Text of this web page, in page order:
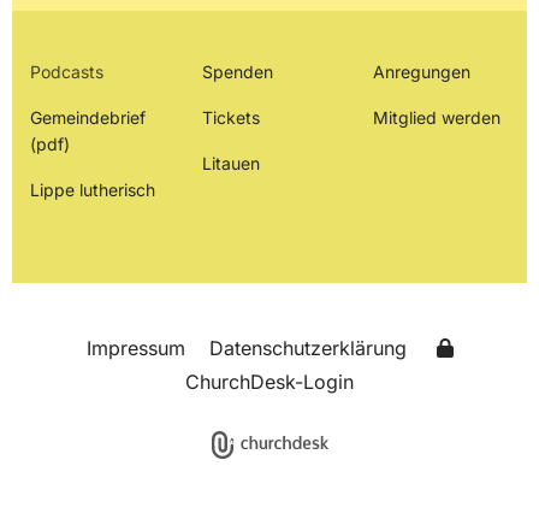
Podcasts
Gemeindebrief
(pdf)
Lippe lutherisch
Spenden
Tickets
Litauen
Anregungen
Mitglied werden
Impressum
Datenschutzerklärung
ChurchDesk-Login